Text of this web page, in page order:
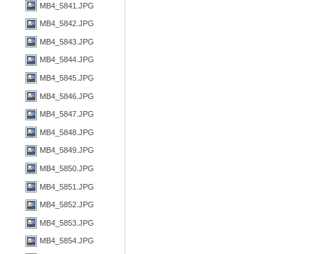
MB4_5841.JPG
MB4_5842.JPG
MB4_5843.JPG
MB4_5844.JPG
MB4_5845.JPG
MB4_5846.JPG
MB4_5847.JPG
MB4_5848.JPG
MB4_5849.JPG
MB4_5850.JPG
MB4_5851.JPG
MB4_5852.JPG
MB4_5853.JPG
MB4_5854.JPG